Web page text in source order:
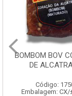
BOMBOM BOV
DE
Código:
Embalagem: CX/